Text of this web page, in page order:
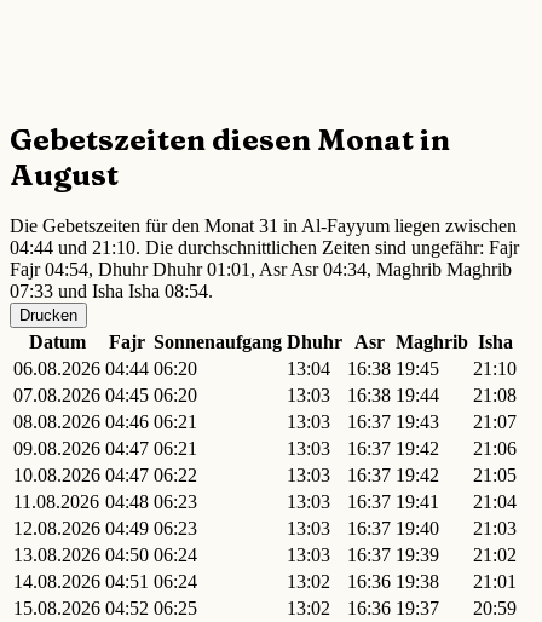
Gebetszeiten diesen Monat in
August
Die Gebetszeiten für den Monat 31 in Al-Fayyum liegen zwischen
04:44 und 21:10. Die durchschnittlichen Zeiten sind ungefähr: Fajr
Fajr 04:54, Dhuhr Dhuhr 01:01, Asr Asr 04:34, Maghrib Maghrib
07:33 und Isha Isha 08:54.
Drucken
Datum Fajr Sonnenaufgang Dhuhr Asr Maghrib Isha
06.08.2026 04:44 06:20 13:04 16:38 19:45
21:10
07.08.2026 04:45 06:20 13:03 16:38 19:44
21:08
08.08.2026 04:46 06:21 13:03 16:37 19:43
21:07
09.08.2026 04:47 06:21 13:03 16:37 19:42
21:06
10.08.2026 04:47 06:22 13:03 16:37 19:42
21:05
11.08.2026 04:48 06:23 13:03 16:37 19:41
21:04
12.08.2026 04:49 06:23 13:03 16:37 19:40
21:03
13.08.2026 04:50 06:24 13:03 16:37 19:39
21:02
14.08.2026 04:51 06:24 13:02 16:36 19:38
21:01
15.08.2026 04:52 06:25 13:02 16:36 19:37
20:59